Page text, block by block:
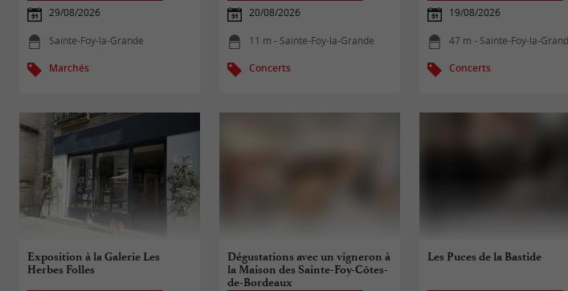
29/08/2026
Sainte-Foy-la-Grande
Marchés
20/08/2026
11 m - Sainte-Foy-la-Grande
Concerts
19/08/2026
47 m - Sainte-Foy-la-
Concerts
Exposition à la Galerie Les
Herbes Folles
Dégustations avec un vigneron à
la Maison des Sainte-Foy-Côtes-
de-Bordeaux
Les Puces de la Bastide